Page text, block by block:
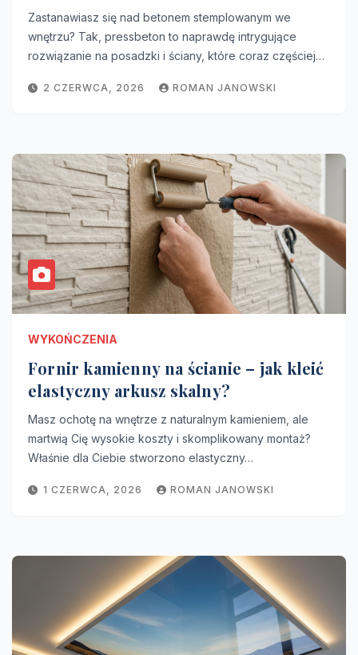
Zastanawiasz się nad betonem stemplowanym we
wnętrzu? Tak, pressbeton to naprawdę intrygujące
rozwiązanie na posadzki i ściany, które coraz częściej…
2 CZERWCA, 2026 ROMAN JANOWSKI
WYKOŃCZENIA
Fornir kamienny na ścianie – jak kleić
elastyczny arkusz skalny?
Masz ochotę na wnętrze z naturalnym kamieniem, ale
martwią Cię wysokie koszty i skomplikowany montaż?
Właśnie dla Ciebie stworzono elastyczny…
1 CZERWCA, 2026 ROMAN JANOWSKI